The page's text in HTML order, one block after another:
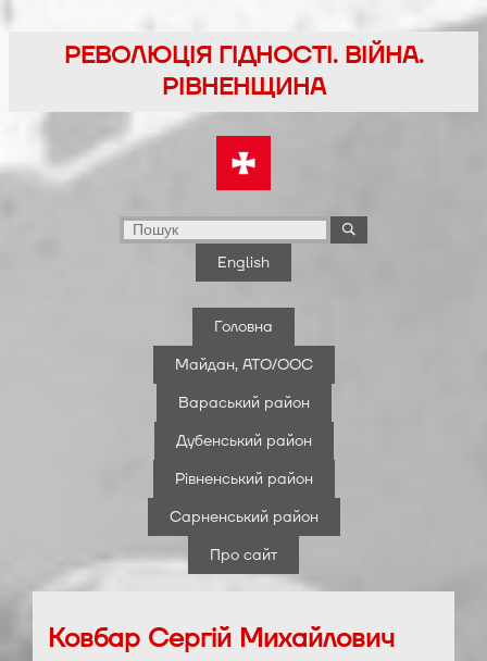
Перейти
РЕВОЛЮЦІЯ ГІДНОСТІ. ВІЙНА.
РІВНЕНЩИНА
English
Головна
Майдан, АТО/ООС
Вараський район
Дубенський район
Рівненський район
Сарненський район
Про сайт
Ковбар Сергій Михайлович